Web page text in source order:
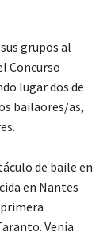
grupos al
Concurso
lugar dos de
bailaores/as,
de baile en
en Nantes
Venía